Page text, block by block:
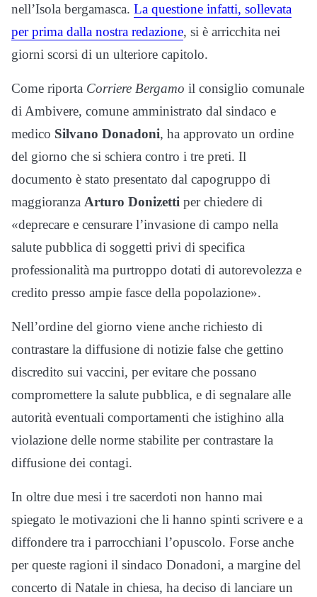
nell’Isola bergamasca. La questione infatti, sollevata
per prima dalla nostra redazione, si è arricchita nei
giorni scorsi di un ulteriore capitolo.
Come riporta Corriere Bergamo il consiglio comunale
di Ambivere, comune amministrato dal sindaco e
medico Silvano Donadoni, ha approvato un ordine
del giorno che si schiera contro i tre preti. Il
documento è stato presentato dal capogruppo di
maggioranza Arturo Donizetti per chiedere di
«deprecare e censurare l’invasione di campo nella
salute pubblica di soggetti privi di specifica
professionalità ma purtroppo dotati di autorevolezza e
credito presso ampie fasce della popolazione».
Nell’ordine del giorno viene anche richiesto di
contrastare la diffusione di notizie false che gettino
discredito sui vaccini, per evitare che possano
compromettere la salute pubblica, e di segnalare alle
autorità eventuali comportamenti che istighino alla
violazione delle norme stabilite per contrastare la
diffusione dei contagi.
In oltre due mesi i tre sacerdoti non hanno mai
spiegato le motivazioni che li hanno spinti scrivere e a
diffondere tra i parrocchiani l’opuscolo. Forse anche
per queste ragioni il sindaco Donadoni, a margine del
concerto di Natale in chiesa, ha deciso di lanciare un